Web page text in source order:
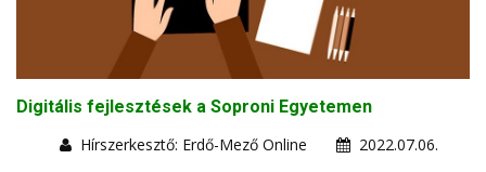
Digitális fejlesztések a Soproni Egyetemen
Hírszerkesztő: Erdő-Mező Online
2022.07.06.